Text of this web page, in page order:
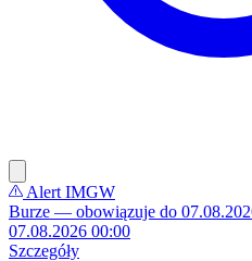
Alert IMGW
Burze — obowiązuje do
07.08.2026 00:00
Szczegóły